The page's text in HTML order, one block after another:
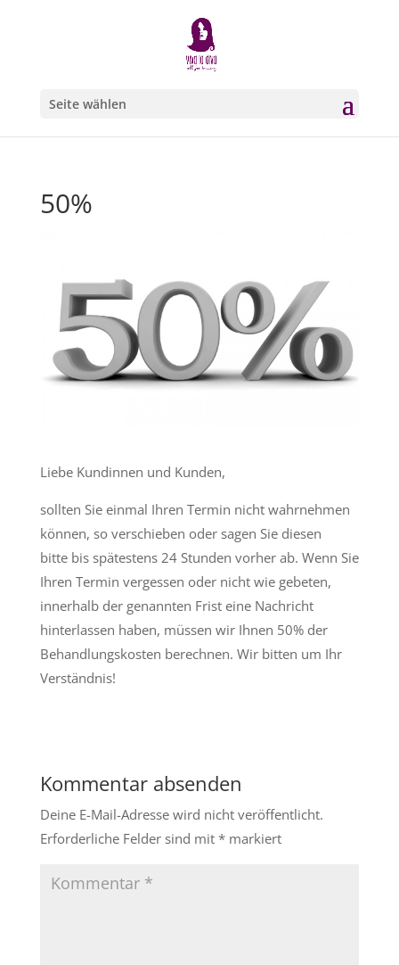
Seite wählen
50%
Liebe Kundinnen und Kunden,
sollten Sie einmal Ihren Termin nicht wahrnehmen
können, so verschieben oder sagen Sie diesen
bitte bis spätestens 24 Stunden vorher ab. Wenn Sie
Ihren Termin vergessen oder nicht wie gebeten,
innerhalb der genannten Frist eine Nachricht
hinterlassen haben, müssen wir Ihnen 50% der
Behandlungskosten berechnen. Wir bitten um Ihr
Verständnis!
Kommentar absenden
Deine E-Mail-Adresse wird nicht veröffentlicht.
Erforderliche Felder sind mit *markiert